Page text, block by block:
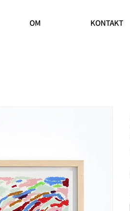
OM KONTAKT